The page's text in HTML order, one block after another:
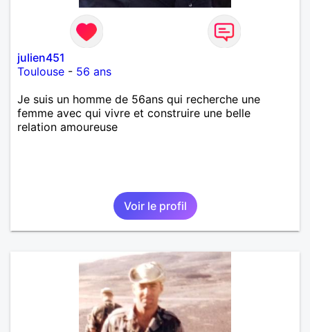
julien451
Toulouse - 56 ans
Je suis un homme de 56ans qui recherche une
femme avec qui vivre et construire une belle
relation amoureuse
Voir le profil